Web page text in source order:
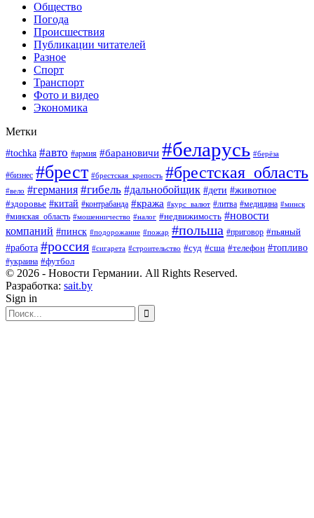
Общество
Погода
Происшествия
Публикации читателей
Разное
Спорт
Транспорт
Фото и видео
Экономика
Метки
#tochka #авто #армия #барановичи #беларусь #берёза
#бизнес #брест #брестская_крепость #брестская_область
#вело #германия #гибель #дальнобойщик #дети #животное
#здоровье #китай #контрабанда #кража #курс_валют #литва #медицина #минск
#минская_область #мошенничество #налог #недвижимость #новости
компаний #пинск #подорожание #пожар #польша #приговор #пьяный
#работа #россия #сигарета #строительство #суд #сша #телефон #топливо
#украина #футбол
© 2026 - Новости Германии. All Rights Reserved.
Разработка: sait.by
Sign in